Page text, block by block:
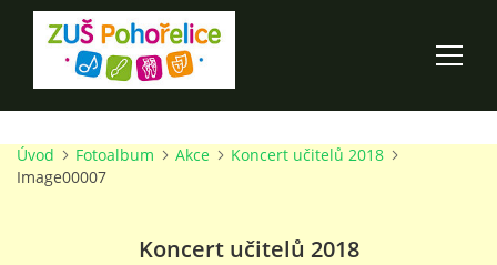
ÚVOD
Úvod Fotoalbum Akce
Koncert učitelů 2018
Image00007
Koncert učitelů 2018